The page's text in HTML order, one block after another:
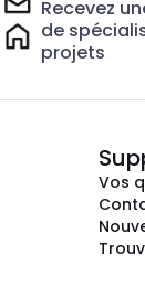
Recevez
de
projets
Vos